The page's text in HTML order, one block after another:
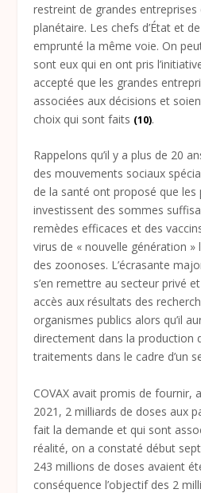
restreint de grandes
planétaire. Les chefs d’État et
emprunté la même voie. On
sont eux qui en ont pris
accepté que les grandes
associées aux décisions et
choix qui sont faits (10).
Rappelons qu’il y a plus de 20
des mouvements sociaux
de la santé ont proposé que les
investissent des sommes
remèdes efficaces et des
virus de « nouvelle génération »
des zoonoses. L’écrasante
s’en remettre au secteur privé
accès aux résultats des
organismes publics alors qu’il
directement dans la production
traitements dans le cadre d’un
COVAX avait promis de fournir,
2021, 2 milliards de doses aux
fait la demande et qui sont
réalité, on a constaté début
243 millions de doses avaient
conséquence l’objectif des 2